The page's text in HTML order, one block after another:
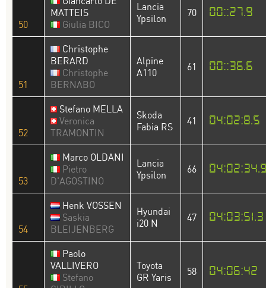
50
MATTEIS
Giulia BICO
Lancia
Ypsilon
70 00::27.9
51
Christophe
BERARD
Christophe
BERNABO
Alpine
A110
61 00::36.6
52
Stefano MELLA
Veronica
TRAMONTIN
Skoda
Fabia RS
41 04:02:8.5
53
Marco OLDANI
Pietro
D'AGOSTINO
Lancia
Ypsilon
66
54
Henk VOSSEN
Saskia
BLEIJENBERG
Hyundai
i20 N
47 04:03:51.3
Paolo
VALLIVERO
Stefano
Toyota
GR Yaris
58 04:06:42